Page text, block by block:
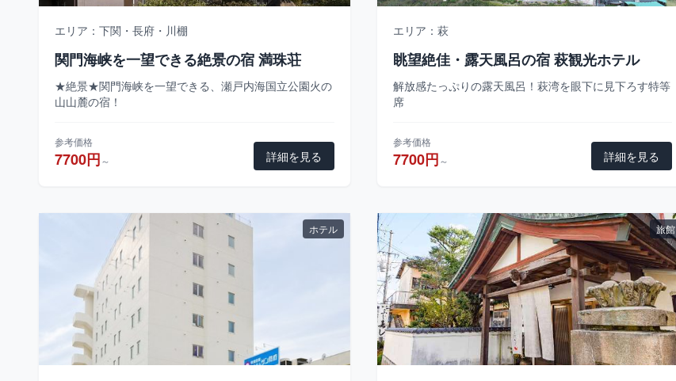
エリア：下関・長府・川棚
関門海峡を一望できる絶景の宿 満珠荘
★絶景★関門海峡を一望できる、瀬戸内海国立公園火の
山山麓の宿！
参考価格
7700円～ 詳細を見る
エリア：萩
眺望絶佳・露天風呂の宿 萩観光ホテル
解放感たっぷりの露天風呂！萩湾を眼下に見下ろす特等
席
参考価格
7700円～ 詳細を見る
ホテル 旅館